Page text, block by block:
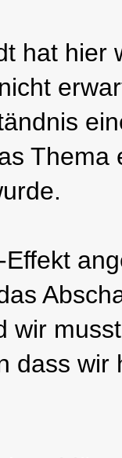
hat hier
wir
dass